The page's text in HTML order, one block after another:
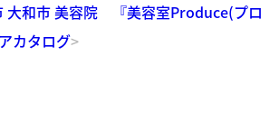
大和市 美容院 『美容室Produce(プロ
カタログ>